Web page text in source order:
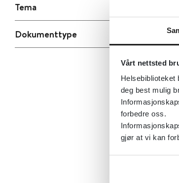
Vårt nettsted
Helsebiblioteket
deg best mulig
forbedre oss.
gjør at vi kan
Tema
Dokumenttype